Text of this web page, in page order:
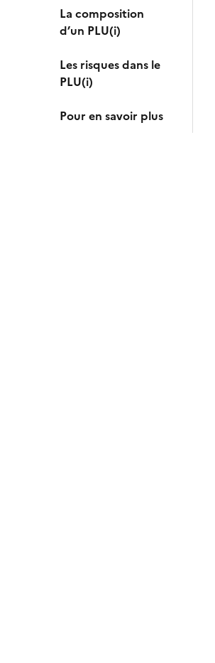
La composition
d’un PLU(i)
Les risques dans le
PLU(i)
Pour en savoir plus